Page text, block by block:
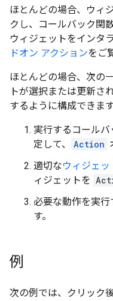
ほとんどの場合、ウィ
クし、コールバック関
ウィジェットをインタ
ドオン アクションをご
ほとんどの場合、次の
トが選択または更新さ
するように構成できます
実行するコール
定して、
Action
適切なウィジェ
ィジェットを
必要な動作を実行
す。
例
次の例では、クリック